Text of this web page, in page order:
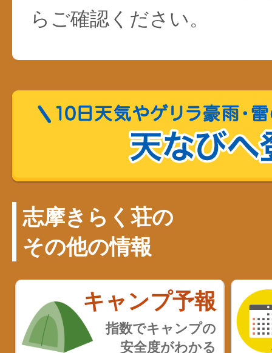
らご確認ください。
志摩きらく荘の
その他の情報
キャンプ予報
指数でキャンプの
安全度がわかる